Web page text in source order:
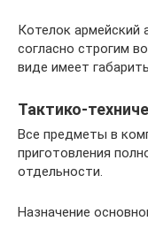
Котелок армейский
согласно строгим
виде имеет
Тактико-
Все предметы в
приготовления
отдельности.
Назначение